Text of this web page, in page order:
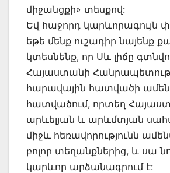
միջանցքի» տեսքով:
Եվ հաջորդ կարևորագույն
եթե մենք ուշադիր նայենք
կտեսնենք, որ Սև լիճը
Հայաստանի
հարավային հատվածի
հատվածում, որտեղ
արևելյան և արևմտյան
միջև հեռավորությունն
բոլոր տեղանքներից, և սա
կարևոր արձանագրում է: